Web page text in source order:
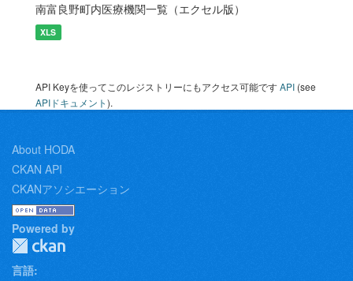
南富良野町内医療機関一覧（エクセル版）
XLS
API Keyを使ってこのレジストリーにもアクセス可能ですAPI (see
APIドキュメント).
About HODA
CKAN API
CKANアソシエーション
Powered by
言語